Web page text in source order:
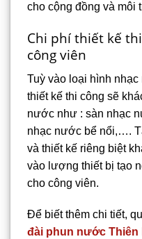
cho cộng đồng và môi
Chi phí thiết kế
công viên
Tuỳ vào loại hình
thiết kế thi công sẽ
nước như : sàn nhạc
nhạc nước bể nổi,….
và thiết kế riêng biệt
vào lượng thiết bị tạo
cho công viên.
Để biết thêm chi tiết,
đài phun nước Thiên